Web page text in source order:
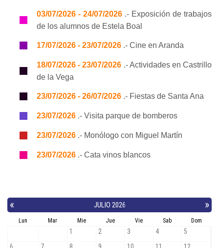
03/07/2026 - 24/07/2026 .- Exposición de trabajos
de los alumnos de Estela Boal
17/07/2026 - 23/07/2026 .- Cine en Aranda
18/07/2026 - 23/07/2026 .- Actividades en Castrillo
de la Vega
23/07/2026 - 26/07/2026 .- Fiestas de Santa Ana
23/07/2026 .- Visita parque de bomberos
23/07/2026 .- Monólogo con Miguel Martín
23/07/2026 .- Cata vinos blancos